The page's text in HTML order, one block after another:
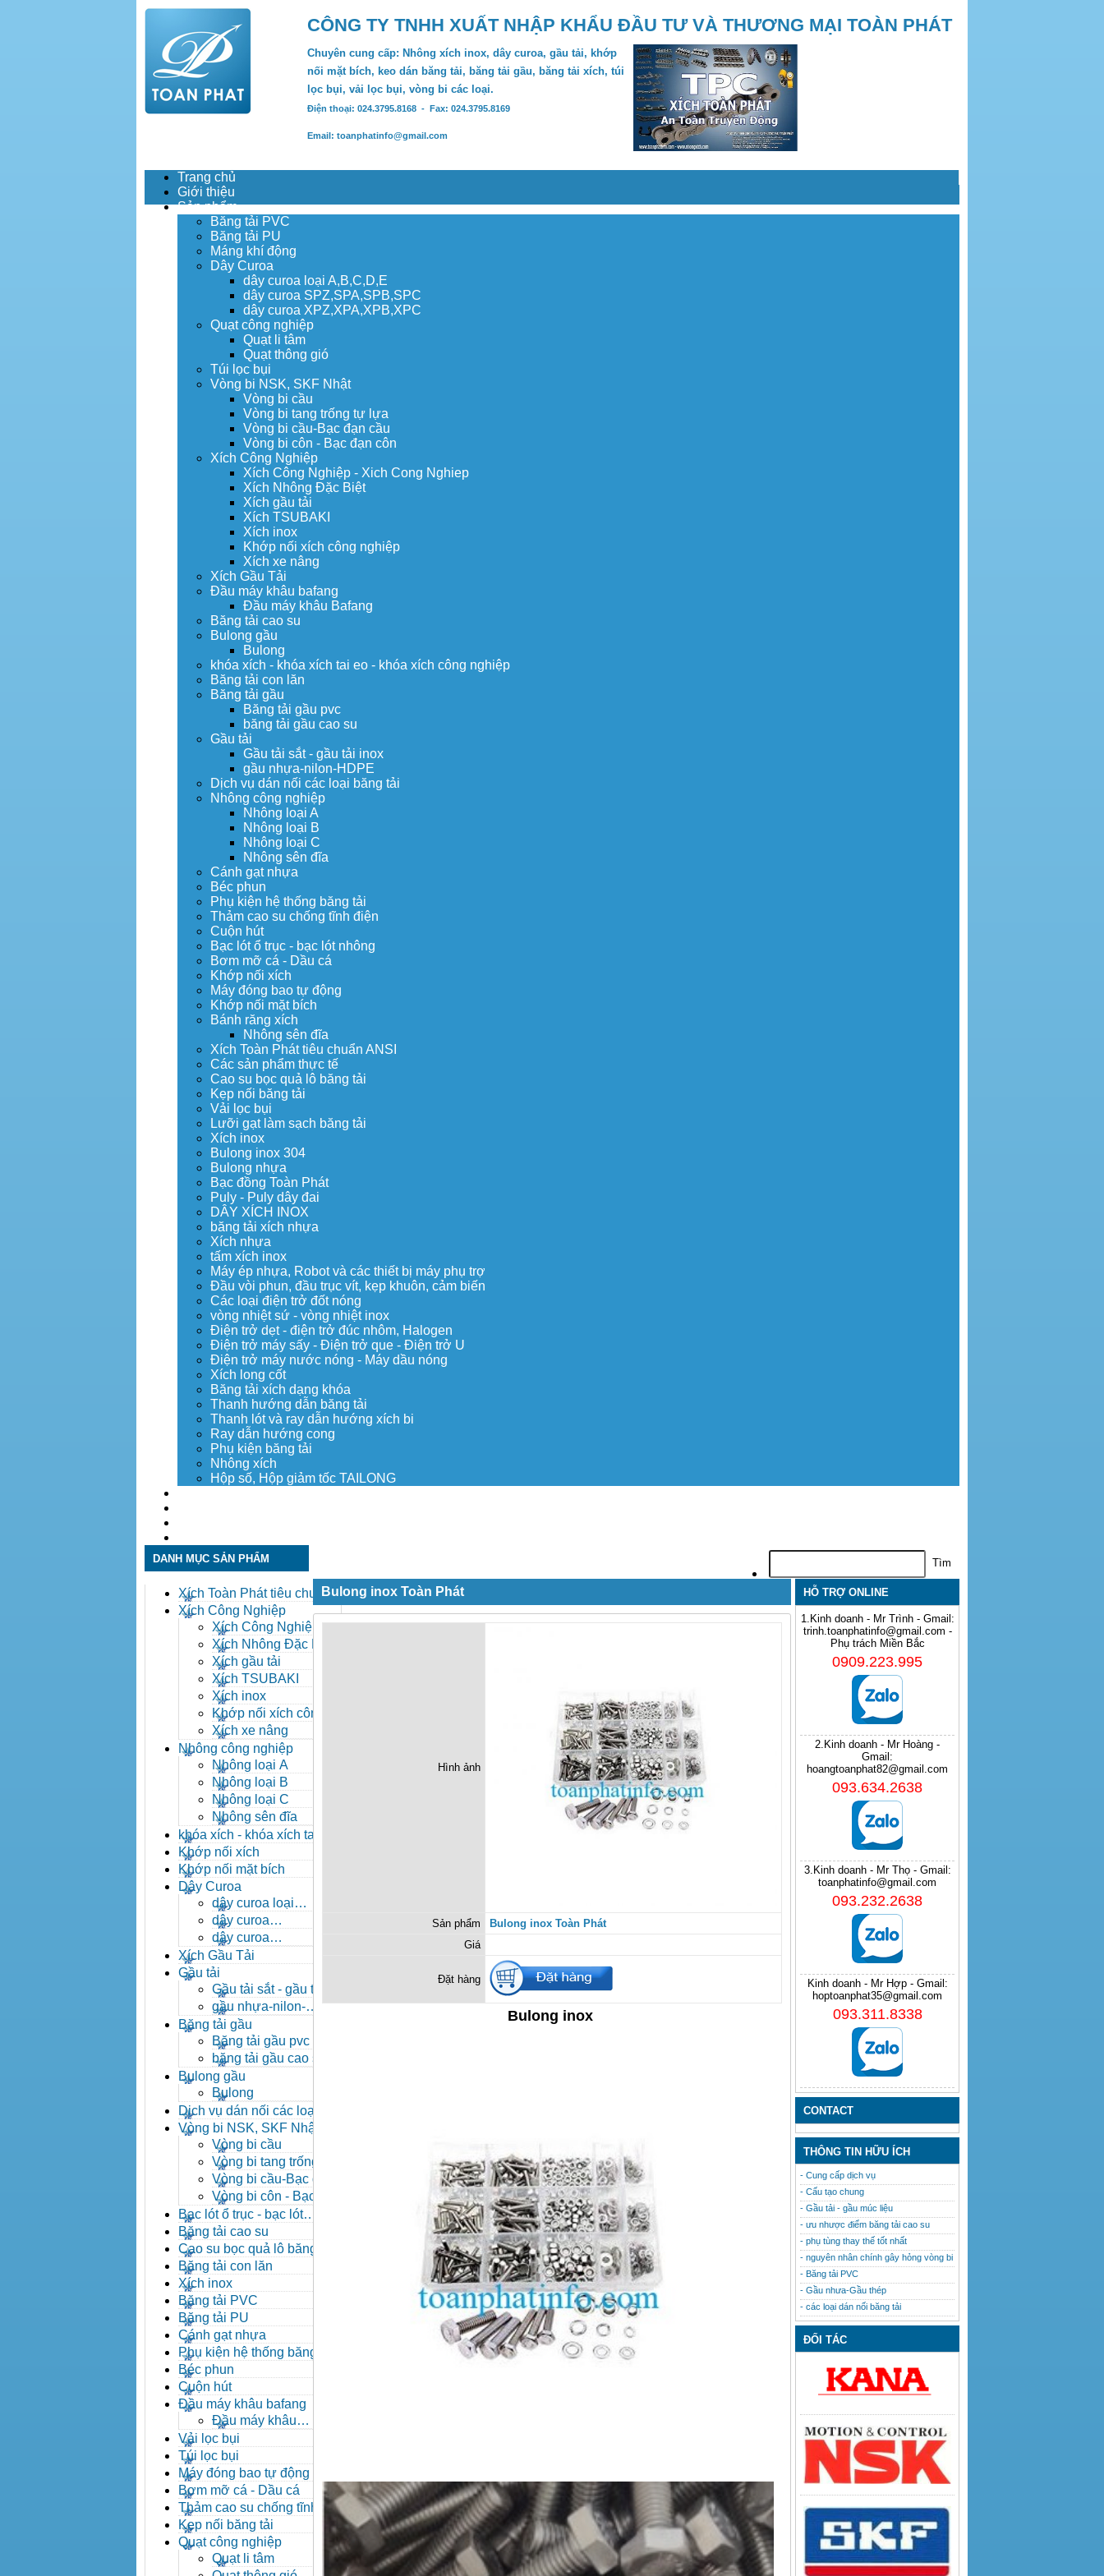
CÔNG TY TNHH XUẤT NHẬP KHẨU ĐẦU TƯ VÀ THƯƠNG MẠI TOÀN PHÁT
Chuyên cung cấp: Nhông xích inox, dây curoa, gầu tải, khớp
nối mặt bích, keo dán băng tải, băng tải gầu, băng tải xích, túi
lọc bụi, vải lọc bụi, vòng bi các loại.
Điện thoại: 024.3795.8168 - Fax: 024.3795.8169
Email: toanphatinfo@gmail.com
Trang chủ
Giới thiệu
Sản phẩm
Băng tải PVC
Băng tải PU
Máng khí động
Dây Curoa
dây curoa loại A,B,C,D,E
dây curoa SPZ,SPA,SPB,SPC
dây curoa XPZ,XPA,XPB,XPC
Quạt công nghiệp
Quạt li tâm
Quạt thông gió
Túi lọc bụi
Vòng bi NSK, SKF Nhật
Vòng bi cầu
Vòng bi tang trống tự lựa
Vòng bi cầu-Bạc đạn cầu
Vòng bi côn - Bạc đạn côn
Xích Công Nghiệp
Xích Công Nghiệp - Xich Cong Nghiep
Xích Nhông Đặc Biệt
Xích gầu tải
Xích TSUBAKI
Xích inox
Khớp nối xích công nghiệp
Xích xe nâng
Xích Gầu Tải
Đầu máy khâu bafang
Đầu máy khâu Bafang
Băng tải cao su
Bulong gầu
Bulong
khóa xích - khóa xích tai eo - khóa xích công nghiệp
Băng tải con lăn
Băng tải gầu
Băng tải gầu pvc
băng tải gầu cao su
Gầu tải
Gầu tải sắt - gầu tải inox
gầu nhựa-nilon-HDPE
Dịch vụ dán nối các loại băng tải
Nhông công nghiệp
Nhông loại A
Nhông loại B
Nhông loại C
Nhông sên đĩa
Cánh gạt nhựa
Béc phun
Phụ kiện hệ thống băng tải
Thảm cao su chống tĩnh điện
Cuộn hút
Bạc lót ổ trục - bạc lót nhông
Bơm mỡ cá - Dầu cá
Khớp nối xích
Máy đóng bao tự động
Khớp nối mặt bích
Bánh răng xích
Nhông sên đĩa
Xích Toàn Phát tiêu chuẩn ANSI
Các sản phẩm thực tế
Cao su bọc quả lô băng tải
Kẹp nối băng tải
Vải lọc bụi
Lưỡi gạt làm sạch băng tải
Xích inox
Bulong inox 304
Bulong nhựa
Bạc đồng Toàn Phát
Puly - Puly dây đai
DÂY XÍCH INOX
băng tải xích nhựa
Xích nhựa
tấm xích inox
Máy ép nhựa, Robot và các thiết bị máy phụ trợ
Đầu vòi phun, đầu trục vít, kẹp khuôn, cảm biến
Các loại điện trở đốt nóng
vòng nhiệt sứ - vòng nhiệt inox
Điện trở dẹt - điện trở đúc nhôm, Halogen
Điện trở máy sấy - Điện trở que - Điện trở U
Điện trở máy nước nóng - Máy dầu nóng
Xích long cốt
Băng tải xích dạng khóa
Thanh hướng dẫn băng tải
Thanh lót và ray dẫn hướng xích bi
Ray dẫn hướng cong
Phụ kiện băng tải
Nhông xích
Hộp số, Hộp giảm tốc TAILONG
DANH MỤC SẢN PHẨM
Xích Toàn Phát tiêu chuẩn
ANSI
Xích Công Nghiệp
Xích Công Nghiệp -
Xich Cong Nghiep
Xích Nhông Đặc Biệt
Xích gầu tải
Xích TSUBAKI
Xích inox
Khớp nối xích công
nghiệp
Xích xe nâng
Nhông công nghiệp
Nhông loại A
Nhông loại B
Nhông loại C
Nhông sên đĩa
khóa xích - khóa xích tai eo
- khóa xích công nghiệp
Khớp nối xích
Khớp nối mặt bích
Dây Curoa
dây curoa loại
A,B,C,D,E
dây curoa
SPZ,SPA,SPB,SPC
dây curoa
XPZ,XPA,XPB,XPC
Xích Gầu Tải
Gầu tải
Gầu tải sắt - gầu tải
inox
gầu nhựa-nilon-
HDPE
Băng tải gầu
Băng tải gầu pvc
băng tải gầu cao su
Bulong gầu
Bulong
Dịch vụ dán nối các loại
băng tải
Vòng bi NSK, SKF Nhật
Vòng bi cầu
Vòng bi tang trống tự
lựa
Vòng bi cầu-Bạc đạn
cầu
Vòng bi côn - Bạc
đạn côn
Bạc lót ổ trục - bạc lót
nhông
Băng tải cao su
Cao su bọc quả lô băng tải
Băng tải con lăn
Xích inox
Băng tải PVC
Băng tải PU
Cánh gạt nhựa
Phụ kiện hệ thống băng tải
Béc phun
Cuộn hút
Đầu máy khâu bafang
Đầu máy khâu
Bafang
Vải lọc bụi
Túi lọc bụi
Máy đóng bao tự động
Bơm mỡ cá - Dầu cá
Thảm cao su chống tĩnh
điện
Kẹp nối băng tải
Quạt công nghiệp
Quạt li tâm
Bulong inox Toàn Phát
Hình ảnh
Sản phẩm
Bulong inox Toàn Phát
Giá
Đặt hàng
Bulong inox
HỖ TRỢ ONLINE
1.Kinh doanh - Mr Trình - Gmail:
trinh.toanphatinfo@gmail.com -
Phụ trách Miền Bắc
0909.223.995
2.Kinh doanh - Mr Hoàng -
Gmail:
hoangtoanphat82@gmail.com
093.634.2638
3.Kinh doanh - Mr Thọ - Gmail:
toanphatinfo@gmail.com
093.232.2638
Kinh doanh - Mr Hợp - Gmail:
hoptoanphat35@gmail.com
093.311.8338
CONTACT
THÔNG TIN HỮU ÍCH
- Cung cấp dịch vụ
- Cấu tạo chung
- Gầu tải - gầu múc liệu
- ưu nhược điểm băng tải cao su
- phụ tùng thay thế tốt nhất
- nguyên nhân chính gây hỏng vòng bi
- Băng tải PVC
- Gầu nhưa-Gầu thép
- các loại dán nối băng tải
ĐỐI TÁC